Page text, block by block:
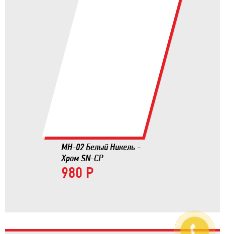
MH-02 Белый Никель -
Хром SN-CP
980 Р